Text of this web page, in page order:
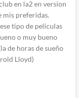
en la2 en version
mis preferidas.
tipo de peliculas
o muy bueno
de horas de sueño
Lloyd)